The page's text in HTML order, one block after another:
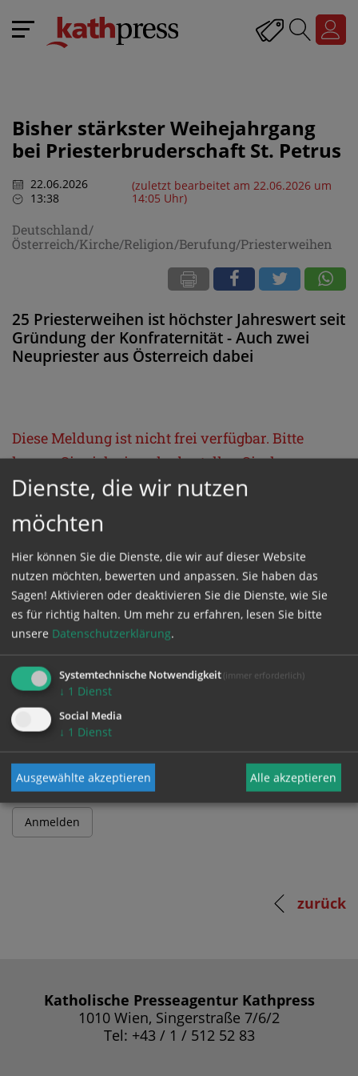
Bisher stärkster Weihejahrgang
bei Priesterbruderschaft St. Petrus
22.06.2026
13:38
(zuletzt bearbeitet am 22.06.2026 um
14:05 Uhr)
Deutschland/
Österreich/Kirche/Religion/Berufung/Priesterweihen
25 Priesterweihen ist höchster Jahreswert seit
Gründung der Konfraternität - Auch zwei
Neupriester aus Österreich dabei
Diese Meldung ist nicht frei verfügbar. Bitte
loggen Sie sich ein, oder bestellen Sie das
ProduktKathpress_online.
Bitte melden Sie sich mit Ihrem Benutzernamen
und Passwort an.
Benutzername
Passwort
zurück
Katholische Presseagentur Kathpress
1010 Wien, Singerstraße 7/6/2
Tel: +43 / 1 / 512 52 83
Dienste, die wir nutzen
möchten
Hier können Sie die Dienste, die wir auf dieser Website
nutzen möchten, bewerten und anpassen. Sie haben das
Sagen! Aktivieren oder deaktivieren Sie die Dienste, wie Sie
es für richtig halten. Um mehr zu erfahren, lesen Sie bitte
unsere Datenschutzerklärung.
Systemtechnische Notwendigkeit (immer erforderlich)
↓ 1 Dienst
Social Media
↓ 1 Dienst
Ausgewählte akzeptieren Alle akzeptieren